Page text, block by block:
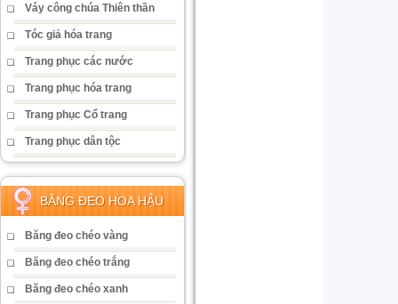
Váy công chúa Thiên thần
Tóc giả hóa trang
Trang phục các nước
Trang phục hóa trang
Trang phục Cổ trang
Trang phục dân tộc
BĂNG ĐEO HOA HẬU
Băng đeo chéo vàng
Băng đeo chéo trắng
Băng đeo chéo xanh